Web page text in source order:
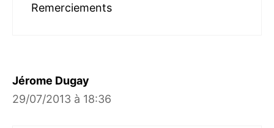
Remerciements
Jérome Dugay
29/07/2013 à 18:36